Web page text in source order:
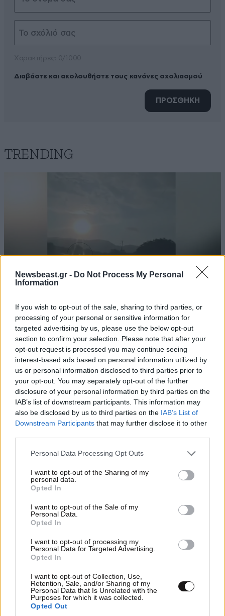
Newsbeast.gr - Do Not Process My Personal
Information
If you wish to opt-out of the sale, sharing to third parties, or
processing of your personal or sensitive information for
targeted advertising by us, please use the below opt-out
section to confirm your selection. Please note that after your
opt-out request is processed you may continue seeing
interest-based ads based on personal information utilized by
us or personal information disclosed to third parties prior to
your opt-out. You may separately opt-out of the further
disclosure of your personal information by third parties on the
IAB’s list of downstream participants. This information may
also be disclosed by us to third parties on the IAB’s List of
Downstream Participants that may further disclose it to other
Please note that this website/app uses one or more Google
not limited to your visit or usage behaviour. You may click to
grant or deny consent to Google and its third-party tags to
use your data for below specified purposes in below Google
consent section.
Personal Data Processing Opt Outs
I want to opt-out of the Sharing of my
personal data.
Opted In
I want to opt-out of the Sale of my
Personal Data.
Opted In
I want to opt-out of processing my
Personal Data for Targeted Advertising.
Opted In
I want to opt-out of Collection, Use,
Retention, Sale, and/or Sharing of my
Personal Data that Is Unrelated with the
Purposes for which it was collected.
Opted Out
Διαβάστε και ακολουθήστε τους κανόνες σχολιασμού
ΠΡΟΣΘΗΚΗ
TRENDING
ΕΛΛΑΔΑ07·08·2026 11:26
Βίντεο-ντοκουμέντο από το θανατηφόρο
τροχαίο στις Σέρρες: Η στιγμή που το ΙΧ μπαίνει
στο αντίθετο ρεύμα – Ακαριαία πέθαναν γιος
και μητέρα